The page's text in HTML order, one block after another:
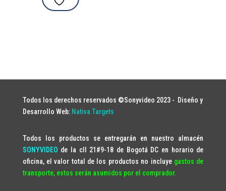
Todos los derechos reservados ©Sonyvideo 2023 - Diseño y
Desarrollo Web: Nativa Targets
Todos los productos se entregarán en nuestro almacén
SONYVIDEO de la cll 21#9-18 de Bogotá DC en horario de
oficina, el valor total de los productos no incluye gastos de
transporte, estos serán asumidos por el comprador.